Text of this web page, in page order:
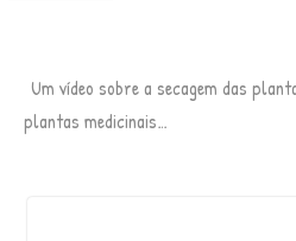
Um vídeo sobre a secagem das
plantas medicinais…